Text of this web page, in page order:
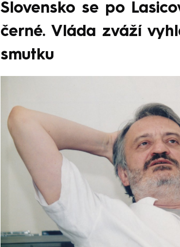
Slovensko se po
černé. Vláda zváží
smutku